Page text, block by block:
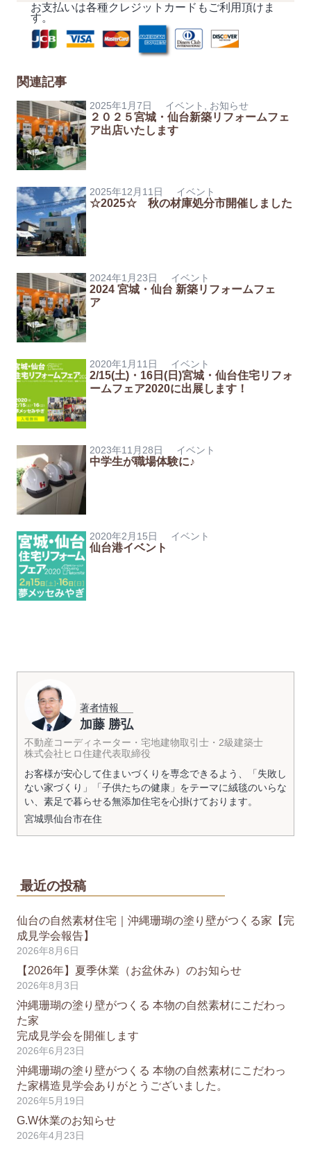
お支払いは各種クレジットカードもご利用頂けま
す。
関連記事
2025年1月7日 イベント お知らせ
２０２５宮城・仙台新築リフォームフェ
ア出店いたします
2025年12月11日 イベント
☆2025☆ 秋の材庫処分市開催しました
2024年1月23日 イベント
2024 宮城・仙台 新築リフォームフェ
ア
2020年1月11日 イベント
2/15(土)・16日(日)宮城・仙台住宅リフォ
ームフェア2020に出展します！
2023年11月28日 イベント
中学生が職場体験に♪
2020年2月15日 イベント
仙台港イベント
著者情報
加藤 勝弘
不動産コーディネーター・宅地建物取引士・2級建築士
株式会社ヒロ住建代表取締役
お客様が安心して住まいづくりを専念できるよう、「失敗し
ない家づくり」「子供たちの健康」をテーマに絨毯のいらな
い、素足で暮らせる無添加住宅を心掛けております。
宮城県仙台市在住
最近の投稿
仙台の自然素材住宅｜沖縄珊瑚の塗り壁がつくる家【完
成見学会報告】
2026年8月6日
【2026年】夏季休業（お盆休み）のお知らせ
2026年8月3日
沖縄珊瑚の塗り壁がつくる 本物の自然素材にこだわっ
た家
完成見学会を開催します
2026年6月23日
沖縄珊瑚の塗り壁がつくる 本物の自然素材にこだわっ
た家構造見学会ありがとうございました。
2026年5月19日
G.W休業のお知らせ
2026年4月23日